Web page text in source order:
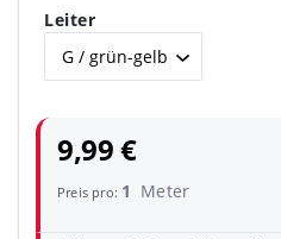
Leiter
9,99 €
Preis pro: 1 Meter